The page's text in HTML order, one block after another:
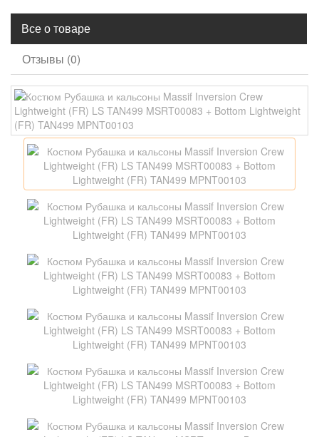
Все о товаре
Отзывы (0)